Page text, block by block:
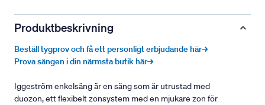
Produktbeskrivning
Beställ tygprov och få ett personligt erbjudande här→
Prova sängen i din närmsta butik här→
Iggeström enkelsäng är en säng som är utrustad med
duozon, ett flexibelt zonsystem med en mjukare zon för